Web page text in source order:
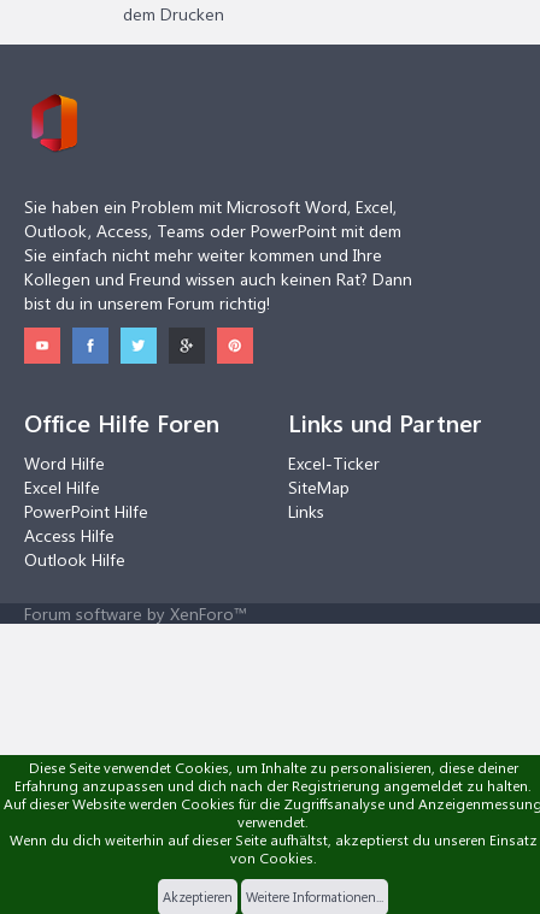
dem Drucken
Sie haben ein Problem mit Microsoft Word, Excel,
Outlook, Access, Teams oder PowerPoint mit dem
Sie einfach nicht mehr weiter kommen und Ihre
Kollegen und Freund wissen auch keinen Rat? Dann
bist du in unserem Forum richtig!
Office Hilfe Foren
Word Hilfe
Excel Hilfe
PowerPoint Hilfe
Access Hilfe
Outlook Hilfe
Links und Partner
Excel-Ticker
SiteMap
Links
Forum software by XenForo™
Diese Seite verwendet Cookies, um Inhalte zu personalisieren, diese deiner
Erfahrung anzupassen und dich nach der Registrierung angemeldet zu halten.
Auf dieser Website werden Cookies für die Zugriffsanalyse und
verwendet.
Wenn du dich weiterhin auf dieser Seite aufhältst, akzeptierst du unseren Einsatz
von Cookies.
Akzeptieren Weitere Informationen...